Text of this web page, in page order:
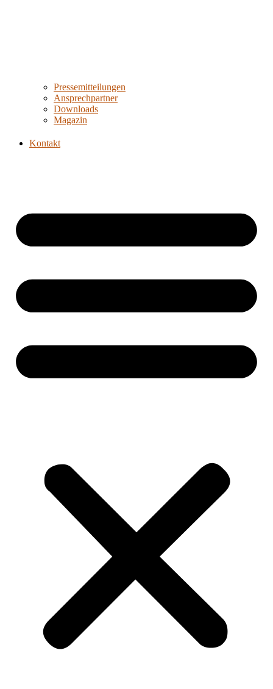
Pressemitteilungen
Ansprechpartner
Downloads
Magazin
Kontakt